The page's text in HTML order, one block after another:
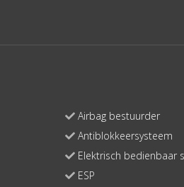
Airbag bestuurder
Antiblokkeersysteem
Elektrisch bedienbaar
ESP